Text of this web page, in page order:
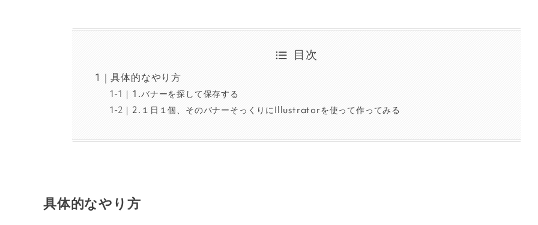
目次
具体的なやり方
1.バナーを探して保存する
2.１日１個、そのバナーそっくりにIllustratorを使って作ってみる
具体的なやり方